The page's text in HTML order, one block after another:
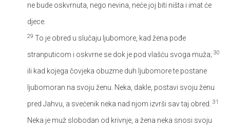
ne bude oskvrnuta, nego nevina, neće joj biti ništa i imat će
djece.
29 To je obred u slučaju ljubomore, kad žena pođe
stranputicom i oskvrne se dok je pod vlašću svoga muža; 30
ili kad kojega čovjeka obuzme duh ljubomore te postane
ljubomoran na svoju ženu. Neka, dakle, postavi svoju ženu
pred Jahvu, a svećenik neka nad njom izvrši sav taj obred. 31
Neka je muž slobodan od krivnje, a žena neka snosi svoju